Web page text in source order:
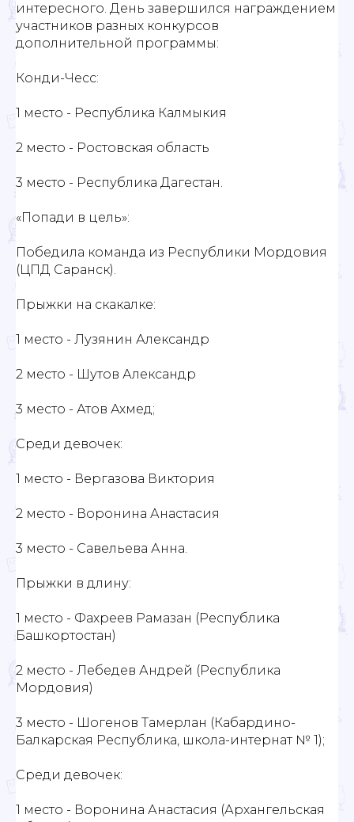
интересного. День завершился награждением
участников разных конкурсов
дополнительной программы:
Конди-Чесс:
1 место - Республика Калмыкия
2 место - Ростовская область
3 место - Республика Дагестан.
«Попади в цель»:
Победила команда из Республики Мордовия
(ЦПД Саранск).
Прыжки на скакалке:
1 место - Лузянин Александр
2 место - Шутов Александр
3 место - Атов Ахмед;
Среди девочек:
1 место - Вергазова Виктория
2 место - Воронина Анастасия
3 место - Савельева Анна.
Прыжки в длину:
1 место - Фахреев Рамазан (Республика
Башкортостан)
2 место - Лебедев Андрей (Республика
Мордовия)
3 место - Шогенов Тамерлан (Кабардино-
Балкарская Республика, школа-интернат № 1);
Среди девочек:
1 место - Воронина Анастасия (Архангельская